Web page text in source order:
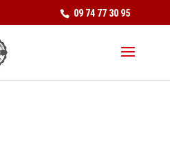
09 74 77 30 95